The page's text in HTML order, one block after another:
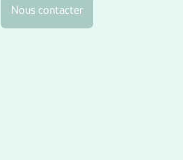
Nous contacter